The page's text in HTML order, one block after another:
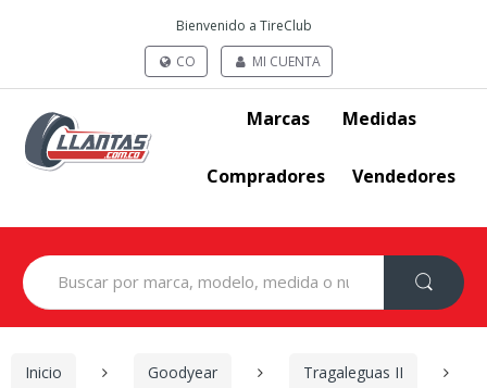
Bienvenido a TireClub
CO
MI CUENTA
Marcas Medidas
Compradores Vendedores
Search
for:
Inicio Goodyear
Tragaleguas II